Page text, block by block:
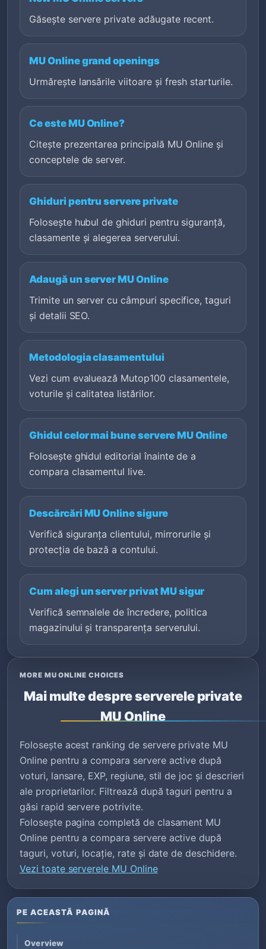
Găsește servere private adăugate recent.
MU Online grand openings
Urmărește lansările viitoare și fresh starturile.
Ce este MU Online?
Citește prezentarea principală MU Online și
conceptele de server.
Ghiduri pentru servere private
Folosește hubul de ghiduri pentru siguranță,
clasamente și alegerea serverului.
Adaugă un server MU Online
Trimite un server cu câmpuri specifice, taguri
și detalii SEO.
Metodologia clasamentului
Vezi cum evaluează Mutop100 clasamentele,
voturile și calitatea listărilor.
Ghidul celor mai bune servere MU Online
Folosește ghidul editorial înainte de a
compara clasamentul live.
Descărcări MU Online sigure
Verifică siguranța clientului, mirrorurile și
protecția de bază a contului.
Cum alegi un server privat MU sigur
Verifică semnalele de încredere, politica
magazinului și transparența serverului.
MORE MU ONLINE CHOICES
Mai multe despre serverele private
MU Online
Folosește acest ranking de servere private MU
Online pentru a compara servere active după
voturi, lansare, EXP, regiune, stil de joc și descrieri
ale proprietarilor. Filtrează după taguri pentru a
găsi rapid servere potrivite.
Folosește pagina completă de clasament MU
Online pentru a compara servere active după
taguri, voturi, locație, rate și date de deschidere.
Vezi toate serverele MU Online
PE ACEASTĂ PAGINĂ
Overview